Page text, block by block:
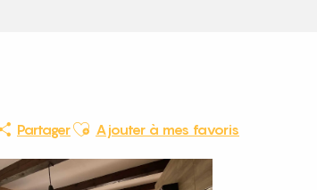
PartagerAjouter aux favoris
Ajouter à mes favoris